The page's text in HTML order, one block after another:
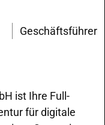
Geschäftsführer
ist Ihre Full-
für digitale